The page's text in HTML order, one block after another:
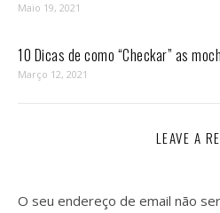
Maio 19, 2021
10 Dicas de como “Checkar” as
Março 12, 2021
LEAVE A
O seu endereço de email não